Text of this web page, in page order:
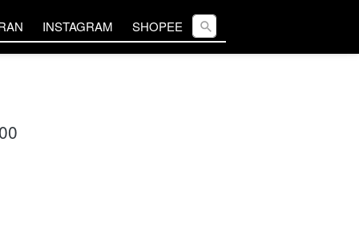
INSTAGRAM SHOPEE
INSTAGRAM SHOPEE